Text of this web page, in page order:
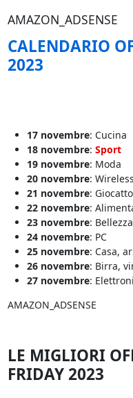
AMAZON_ADSENSE
CALENDARIO
2023
17 novembre: Cucina
18 novembre: Sport
19 novembre: Moda
20 novembre: Wireless
21 novembre:
22 novembre:
23 novembre: Bellezza
24 novembre: PC
25 novembre: Casa,
26 novembre: Birra,
27 novembre:
AMAZON_ADSENSE
LE MIGLIORI
FRIDAY 2023